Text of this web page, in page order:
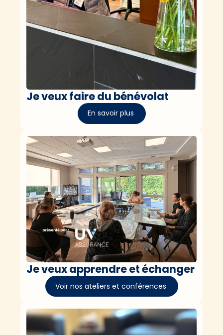
Je veux faire du bénévolat
En savoir plus
Je veux apprendre et échanger
Voir nos ateliers et conférences